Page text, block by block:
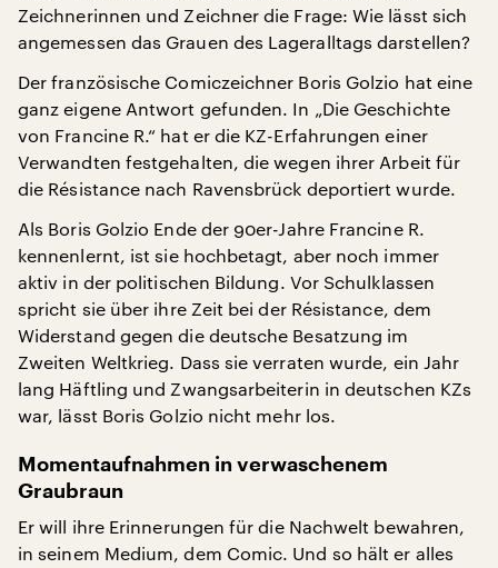
Zeichnerinnen und Zeichner die Frage: Wie lässt sich
angemessen das Grauen des Lageralltags darstellen?
Der französische Comiczeichner Boris Golzio hat eine
ganz eigene Antwort gefunden. In „Die Geschichte
von Francine R.“ hat er die KZ-Erfahrungen einer
Verwandten festgehalten, die wegen ihrer Arbeit für
die Résistance nach Ravensbrück deportiert wurde.
Als Boris Golzio Ende der 90er-Jahre Francine R.
kennenlernt, ist sie hochbetagt, aber noch immer
aktiv in der politischen Bildung. Vor Schulklassen
spricht sie über ihre Zeit bei der Résistance, dem
Widerstand gegen die deutsche Besatzung im
Zweiten Weltkrieg. Dass sie verraten wurde, ein Jahr
lang Häftling und Zwangsarbeiterin in deutschen KZs
war, lässt Boris Golzio nicht mehr los.
Momentaufnahmen in verwaschenem
Graubraun
Er will ihre Erinnerungen für die Nachwelt bewahren,
in seinem Medium, dem Comic. Und so hält er alles